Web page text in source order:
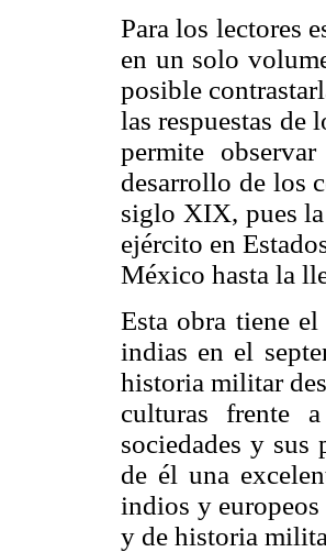
Para los lectores
en un solo
posible
las respuestas de
permite
desarrollo de los
siglo XIX, pues
ejército en
México hasta la
Esta obra tiene
indias en el
historia militar
culturas frente
sociedades y
de él una
indios y
y de historia